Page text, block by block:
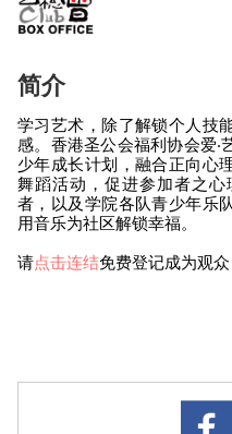
简介
学习艺术，除了解锁个人技
感。香港圣公会福利协会爱‧
少年成长计划，融合正向心
舞蹈活动，促进参加者之
者，以及学院各队青少年乐
用音乐为社区解锁幸福。
请点击连结免费登记成为观众